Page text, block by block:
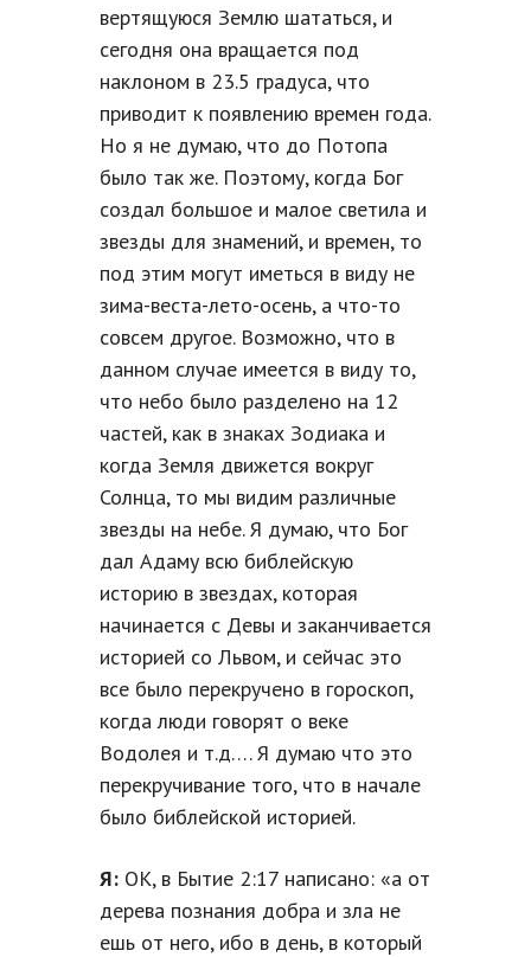
вертящуюся Землю шататься, и
сегодня она вращается под
наклоном в 23.5 градуса, что
приводит к появлению времен года.
Но я не думаю, что до Потопа
было так же. Поэтому, когда Бог
создал большое и малое светила и
звезды для знамений, и времен, то
под этим могут иметься в виду не
зима-веста-лето-осень, а что-то
совсем другое. Возможно, что в
данном случае имеется в виду то,
что небо было разделено на 12
частей, как в знаках Зодиака и
когда Земля движется вокруг
Солнца, то мы видим различные
звезды на небе. Я думаю, что Бог
дал Адаму всю библейскую
историю в звездах, которая
начинается с Девы и заканчивается
историей со Львом, и сейчас это
все было перекручено в гороскоп,
когда люди говорят о веке
Водолея и т.д…. Я думаю что это
перекручивание того, что в начале
было библейской историей.
Я: ОК, в Бытие 2:17 написано: «а от
дерева познания добра и зла не
ешь от него, ибо в день, в который